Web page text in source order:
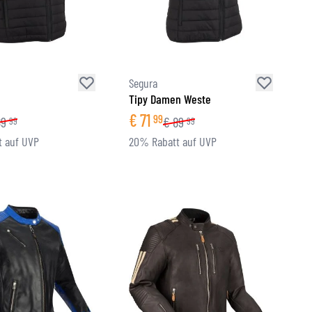
99
auf UVP
Segura
Tipy Damen Weste
€71 99€89 99
20% Rabatt auf UVP